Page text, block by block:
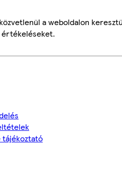
a weboldalon
értékeléseket.
tájékoztató